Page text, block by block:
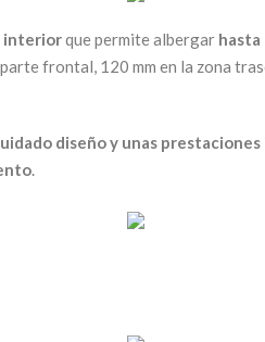
interiorque permite albergar
frontal, 120 mm en la zona
diseño y unas
.